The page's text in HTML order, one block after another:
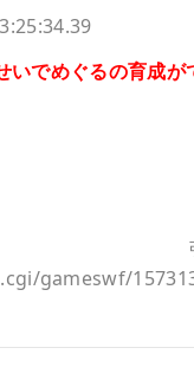
いでめぐるの育成が
gameswf/